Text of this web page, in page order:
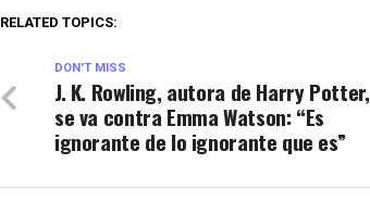
RELATED TOPICS:
DON'T MISS
J. K. Rowling, autora de Harry Potter,
se va contra Emma Watson: “Es
ignorante de lo ignorante que es”